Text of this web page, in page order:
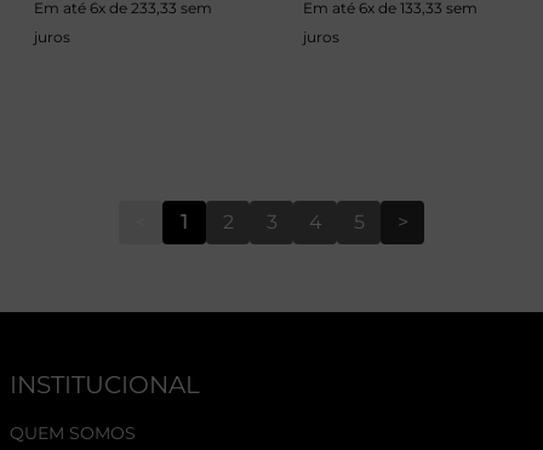
Em até 6x de 233,33 sem
juros
Em até 6x de 133,33 sem
juros
1 2 3 4 5 >
INSTITUCIONAL
QUEM SOMOS